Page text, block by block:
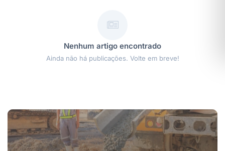
Nenhum artigo encontrado
Ainda não há publicações. Volte em breve!